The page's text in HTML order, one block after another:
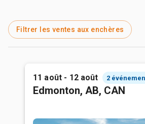
Filtrer les ventes aux enchères
11 août - 12 août 2
Edmonton, AB, CAN